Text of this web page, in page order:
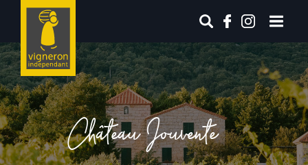
Château Jouvente